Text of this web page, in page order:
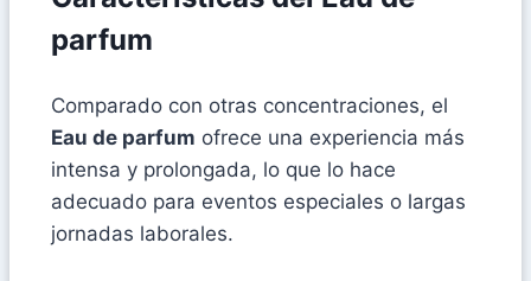
parfum
Comparado con otras concentraciones, el
Eau de parfum ofrece una experiencia más
intensa y prolongada, lo que lo hace
adecuado para eventos especiales o largas
jornadas laborales.